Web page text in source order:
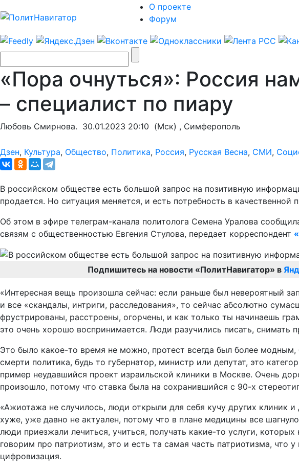
О проекте
Форум
«Пора очнуться»: Россия
– специалист по пиару
Любовь Смирнова. 30.01.2023 20:10 (Мск) , Симферополь
Дзен, Культура, Общество, Политика, Россия, Русская Весна, СМИ,
В российском обществе есть большой запрос на позитивную
продается. Но ситуация меняется, и есть потребность в качественной
Об этом в эфире телеграм-канала политолога Семена Уралова
связям с общественностью Евгения Стулова, передает корреспондент
Подпишитесь на новости «ПолитНавигатор» в
«Интересная вещь произошла сейчас: если раньше был невероятный
и все «скандалы, интриги, расследования», то сейчас абсолютно
фрустрированы, расстроены, огорчены, и как только ты начинаешь
это очень хорошо воспринимается. Люди разучились писать, снимать
Это было какое-то время не можно, протест всегда был более
смерти политика, будь то губернатор, министр или депутат, это
пример неудавшийся проект израильской клиники в Москве. Очень
произошло, потому что ставка была на сохранившийся с 90-х
«Ажиотажа не случилось, люди открыли для себя кучу других клиник
хуже, уже давно не актуален, потому что в плане медицины все
люди приезжали лечиться, учиться, получать какие-то услуги,
говорим про патриотизм, это и есть та самая часть патриотизма,
цифровизация.